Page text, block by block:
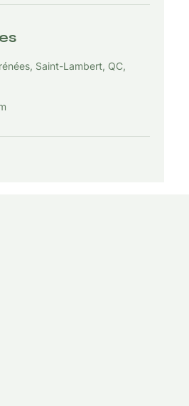
Saint-Lambert, QC,